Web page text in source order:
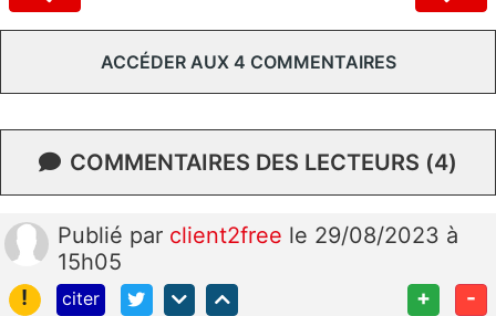
ACCÉDER AUX 4 COMMENTAIRES
COMMENTAIRES DES LECTEURS (4)
Publié par client2free le 29/08/2023 à
15h05
!
citer + -